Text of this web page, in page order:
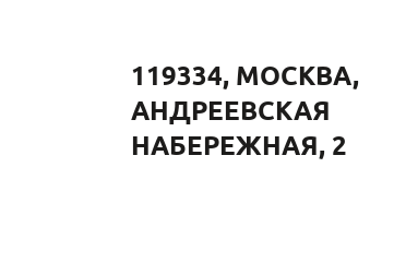
119334, МОСКВА,
АНДРЕЕВСКАЯ
НАБЕРЕЖНАЯ, 2